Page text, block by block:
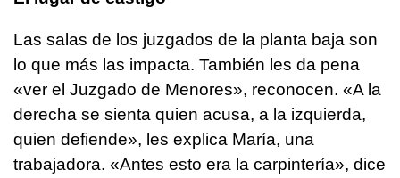
Las salas de los juzgados de la planta baja son
lo que más las impacta. También les da pena
«ver el Juzgado de Menores», reconocen. «A la
derecha se sienta quien acusa, a la izquierda,
quien defiende», les explica María, una
trabajadora. «Antes esto era la carpintería», dice